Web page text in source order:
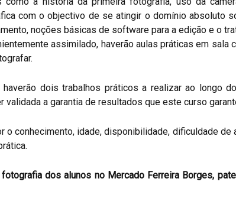
com o objectivo de se atingir o domínio absoluto
noções básicas de software para a edição e o
assimilado, haverão aulas práticas em
dois trabalhos práticos a realizar ao longo
a garantia de resultados que este curso
conhecimento, idade, disponibilidade, dificuldade
dos alunos no Mercado Ferreira Borges,